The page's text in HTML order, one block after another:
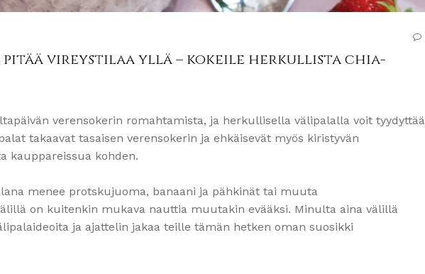
vireystilaa yllä – kokeile herkullista chia-
verensokerin romahtamista, ja herkullisella välipalalla voit tyydyttää
takaavat tasaisen verensokerin ja ehkäisevät myös kiristyvän
kauppareissua kohden.
menee protskujuoma, banaani ja pähkinät tai muuta
on kuitenkin mukava nauttia muutakin evääksi. Minulta aina välillä
ja ajattelin jakaa teille tämän hetken oman suosikki